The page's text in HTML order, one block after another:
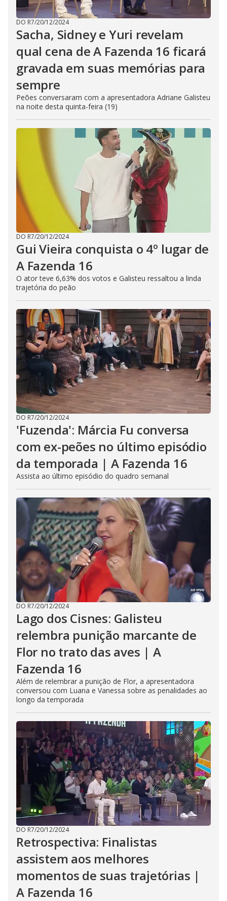
DO R7/20/12/2024
Sacha, Sidney e Yuri revelam
qual cena de A Fazenda 16 ficará
gravada em suas memórias para
sempre
Peões conversaram com a apresentadora Adriane Galisteu
na noite desta quinta-feira (19)
DO R7/20/12/2024
Gui Vieira conquista o 4º lugar de
A Fazenda 16
O ator teve 6,63% dos votos e Galisteu ressaltou a linda
trajetória do peão
DO R7/20/12/2024
'Fuzenda': Márcia Fu conversa
com ex-peões no último episódio
da temporada | A Fazenda 16
Assista ao último episódio do quadro semanal
DO R7/20/12/2024
Lago dos Cisnes: Galisteu
relembra punição marcante de
Flor no trato das aves | A
Fazenda 16
Além de relembrar a punição de Flor, a apresentadora
conversou com Luana e Vanessa sobre as penalidades ao
longo da temporada
DO R7/20/12/2024
Retrospectiva: Finalistas
assistem aos melhores
momentos de suas trajetórias |
A Fazenda 16